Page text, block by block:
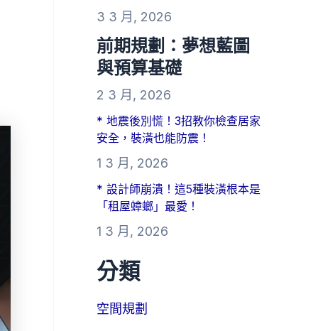
3 3 月, 2026
前期規劃：夢想藍圖
與預算基礎
2 3 月, 2026
* 地震後別慌！3招教你檢查居家
安全，裝潢也能防震！
1 3 月, 2026
* 設計師崩潰！這5種裝潢根本是
「租屋蟑螂」最愛！
1 3 月, 2026
分類
空間規劃